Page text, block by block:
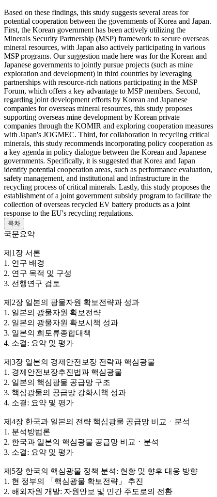
Based on these findings, this study suggests several areas for
potential cooperation between the governments of Korea and Japan.
First, the Korean government has been actively utilizing the
Minerals Security Partnership (MSP) framework to secure overseas
mineral resources, with Japan also actively participating in various
MSP programs. Our suggestion made here was for the Korean and
Japanese governments to jointly pursue projects (such as mine
exploration and development) in third countries by leveraging
partnerships with resource-rich nations participating in the MSP
Forum, which offers a key advantage to MSP members. Second,
regarding joint development efforts by Korean and Japanese
companies for overseas mineral resources, this study proposes
supporting overseas mine development by Korean private
companies through the KOMIR and exploring cooperation measures
with Japan's JOGMEC. Third, for collaboration in recycling critical
minerals, this study recommends incorporating policy cooperation as
a key agenda in policy dialogue between the Korean and Japanese
governments. Specifically, it is suggested that Korea and Japan
identify potential cooperation areas, such as performance evaluation,
safety management, and institutional and infrastructure in the
recycling process of critical minerals. Lastly, this study proposes the
establishment of a joint government subsidy program to facilitate the
collection of overseas recycled EV battery products as a joint
response to the EU's recycling regulations.
목차
국문요약
제1장 서론
1. 연구 배경
2. 연구 목적 및 구성
3. 선행연구 검토
제2장 일본의 광물자원 확보전략과 성과
1. 일본의 광물자원 확보전략
2. 일본의 광물자원 확보시책 성과
3. 일본의 희토류종합대책
4. 소결: 요약 및 평가
제3장 일본의 경제안전보장 전략과 핵심광물
1. 경제안전보장추진법과 핵심광물
2. 일본의 핵심광물 공급망 구조
3. 핵심광물의 공급망 강화시책 성과
4. 소결: 요약 및 평가
제4장 한국과 일본의 전략 핵심광물 공급망 비교ㆍ분석
1. 분석방법론
2. 한국과 일본의 핵심광물 공급망 비교ㆍ분석
3. 소결: 요약 및 평가
제5장 한국의 핵심광물 정책 분석: 현황 및 향후 대응 방향
1. 현 정부의 「핵심광물 확보전략」 추진
2. 해외자원 개발: 자원안보 및 민간 주도로의 전환